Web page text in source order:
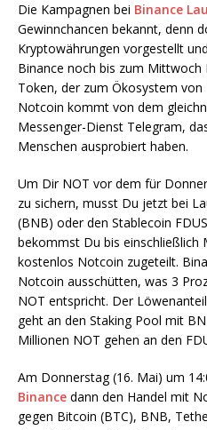
Die Kampagnen bei Binance
Gewinnchancen bekannt, denn
Kryptowährungen vorgestellt
Binance noch bis zum
Token, der zum Ökosystem
Notcoin kommt von dem
Messenger-Dienst Telegram,
Menschen ausprobiert haben.
Um Dir NOT vor dem für
zu sichern, musst Du jetzt bei
(BNB) oder den Stablecoin
bekommst Du bis einschließlich
kostenlos Notcoin zugeteilt.
Notcoin ausschütten, was 3
NOT entspricht. Der
geht an den Staking Pool mit
Millionen NOT gehen an den
Am Donnerstag (16. Mai) um
Binance dann den Handel mit
gegen Bitcoin (BTC), BNB,